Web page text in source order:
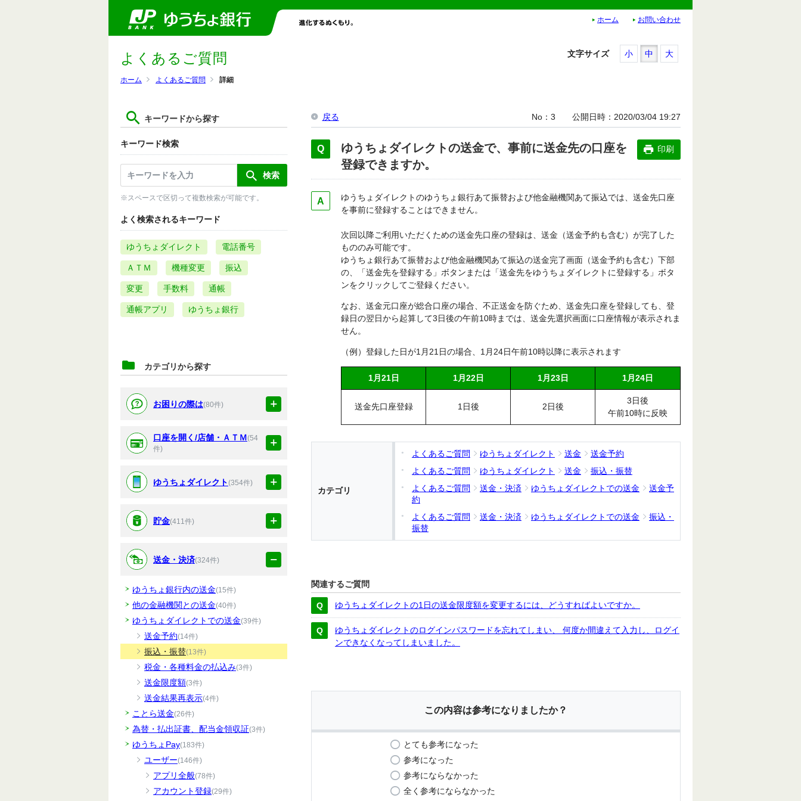
ホーム お問い合わせ
ホーム よくあるご質問 詳細
よくあるご質問
キーワードから探す
キーワード検索
※スペースで区切って複数検索が可能です。
よく検索されるキーワード
ゆうちょダイレクト 電話番号
ＡＴＭ 機種変更 振込
変更 手数料 通帳
通帳アプリ ゆうちょ銀行
カテゴリから探す
お困りの際は(80件)
口座を開く/店舗・ＡＴＭ(54
件)
ゆうちょダイレクト(354件)
貯金(411件)
送金・決済(324件)
ゆうちょ銀行内の送金(15件)
他の金融機関との送金(40件)
ゆうちょダイレクトでの送金(39件)
送金予約(14件)
振込・振替(13件)
税金・各種料金の払込み(3件)
送金限度額(3件)
送金結果再表示(4件)
ことら送金(26件)
為替・払出証書、配当金領収証(3件)
ゆうちょPay(183件)
ユーザー(146件)
アプリ全般(78件)
アカウント登録(29件)
文字サイズ 小 中 大
戻る No 3 公開日時 2020/03/04 19:27
ゆうちょダイレクトの送金で、事前に送金先の口座を
登録できますか。
印刷
ゆうちょダイレクトのゆうちょ銀行あて振替および他金融機関あて振込では、送金先口座
を事前に登録することはできません。
次回以降ご利用いただくための送金先口座の登録は、送金（送金予約も含む）が完了した
もののみ可能です。
ゆうちょ銀行あて振替および他金融機関あて振込の送金完了画面（送金予約も含む）下部
の、「送金先を登録する」ボタンまたは「送金先をゆうちょダイレクトに登録する」ボタ
ンをクリックしてご登録ください。
なお、送金元口座が総合口座の場合、不正送金を防ぐため、送金先口座を登録しても、登
録日の翌日から起算して3日後の午前10時までは、送金先選択画面に口座情報が表示されま
せん。
（例）登録した日が1月21日の場合、1月24日午前10時以降に表示されます
1月21日 1月22日 1月23日 1月24日
送金先口座登録 1日後 2日後
3日後
午前10時に反映
カテゴリ
よくあるご質問 ゆうちょダイレクト 送金
送金予約
よくあるご質問
ゆうちょダイレクト 送金
振込・振替
よくあるご質問
送金・決済 ゆうちょダイレクトでの送金
送金予
約
よくあるご質問
送金・決済 ゆうちょダイレクトでの送金
振込・
振替
関連するご質問
ゆうちょダイレクトの1日の送金限度額を変更するには、どうすればよいですか。
ゆうちょダイレクトのログインパスワードを忘れてしまい、 何度か間違えて入力し、ログイ
ンできなくなってしまいました。
この内容は参考になりましたか？
とても参考になった
参考になった
参考にならなかった
全く参考にならなかった